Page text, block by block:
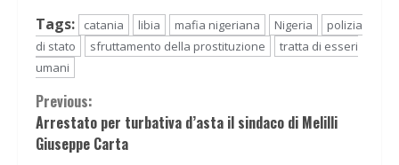
Tags:
catania libia mafia nigeriana Nigeria
polizia
di stato
sfruttamento della prostituzione
tratta di esseri
umani
Continue
Reading
Previous:
Arrestato per turbativa d’asta il sindaco di Melilli
Giuseppe Carta